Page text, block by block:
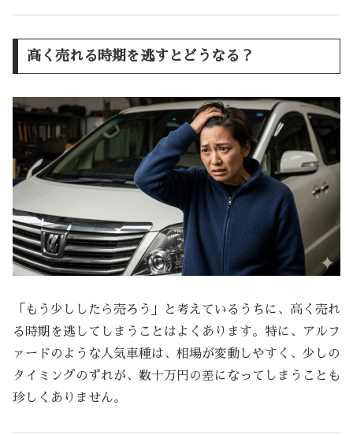
高く売れる時期を逃すとどうなる？
「もう少ししたら売ろう」と考えているうちに、高く売れ
る時期を逃してしまうことはよくあります。特に、アルフ
ァードのような人気車種は、相場が変動しやすく、少しの
タイミングのずれが、数十万円の差になってしまうことも
珍しくありません。